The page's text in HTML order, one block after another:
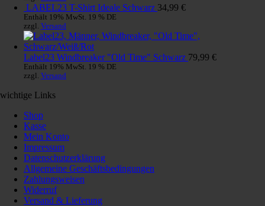
LABEL23 T-Shirt Ideale Schwarz 34,99 €
Enthält 19% MwSt. 19 % DE
zzgl. Versand
Label23 Windbreaker "Old Time" Schwarz 79,99 €
Enthält 19% MwSt. 19 % DE
zzgl. Versand
wichtige Links
Shop
Kasse
Mein Konto
Impressum
Datenschutzerklärung
Allgemeine Geschäftsbedingungen
Zahlungsweisen
Widerruf
Versand & Lieferung